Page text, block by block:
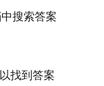
搜索答案
找到答案